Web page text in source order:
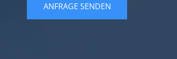
ANFRAGE SENDEN